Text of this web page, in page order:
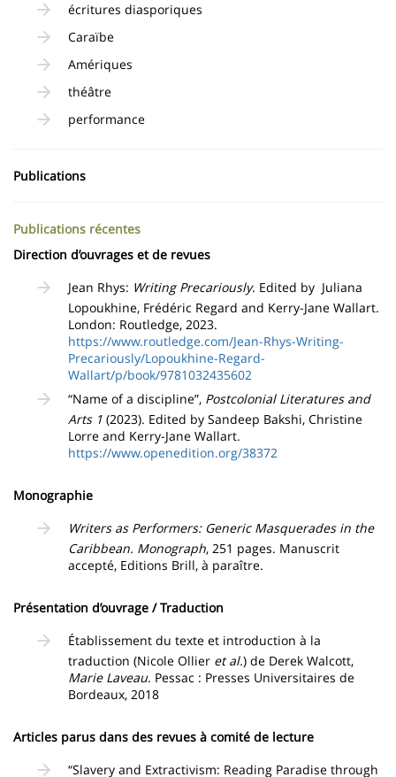
écritures diasporiques
Caraïbe
Amériques
théâtre
performance
Publications
Publications récentes
Direction d’ouvrages et de revues
Jean Rhys: Writing Precariously. Edited by Juliana
Lopoukhine, Frédéric Regard and Kerry-Jane Wallart.
London: Routledge, 2023.
https://www.routledge.com/Jean-Rhys-Writing-
Precariously/Lopoukhine-Regard-
Wallart/p/book/9781032435602
“Name of a discipline”, Postcolonial Literatures and
Arts 1 (2023). Edited by Sandeep Bakshi, Christine
Lorre and Kerry-Jane Wallart.
https://www.openedition.org/38372
Monographie
Writers as Performers: Generic Masquerades in the
Caribbean. Monograph, 251 pages. Manuscrit
accepté, Editions Brill, à paraître.
Présentation d’ouvrage / Traduction
Établissement du texte et introduction à la
traduction (Nicole Ollier et al.) de Derek Walcott,
Marie Laveau. Pessac : Presses Universitaires de
Bordeaux, 2018
Articles parus dans des revues à comité de lecture
“Slavery and Extractivism: Reading Paradise through